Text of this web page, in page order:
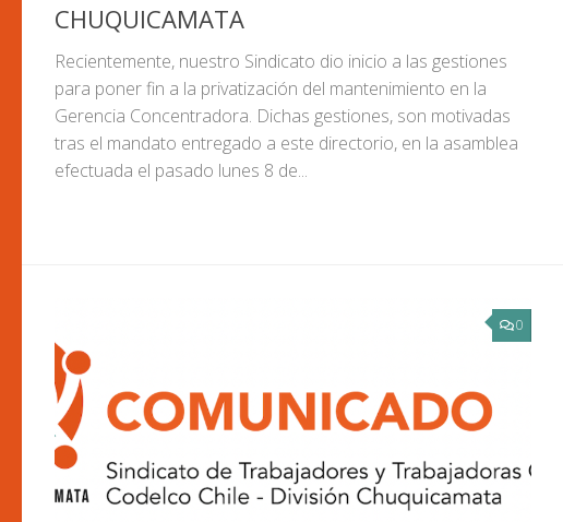
CHUQUICAMATA
Recientemente, nuestro Sindicato dio inicio a las gestiones
para poner fin a la privatización del mantenimiento en la
Gerencia Concentradora. Dichas gestiones, son motivadas
tras el mandato entregado a este directorio, en la asamblea
efectuada el pasado lunes 8 de...
0